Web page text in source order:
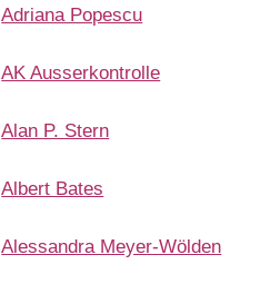
Adriana Popescu
AK Ausserkontrolle
Alan P. Stern
Albert Bates
Alessandra Meyer-Wölden